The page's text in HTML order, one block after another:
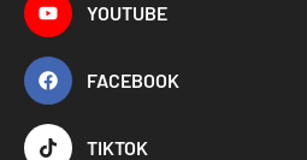
YOUTUBE
FACEBOOK
TIKTOK